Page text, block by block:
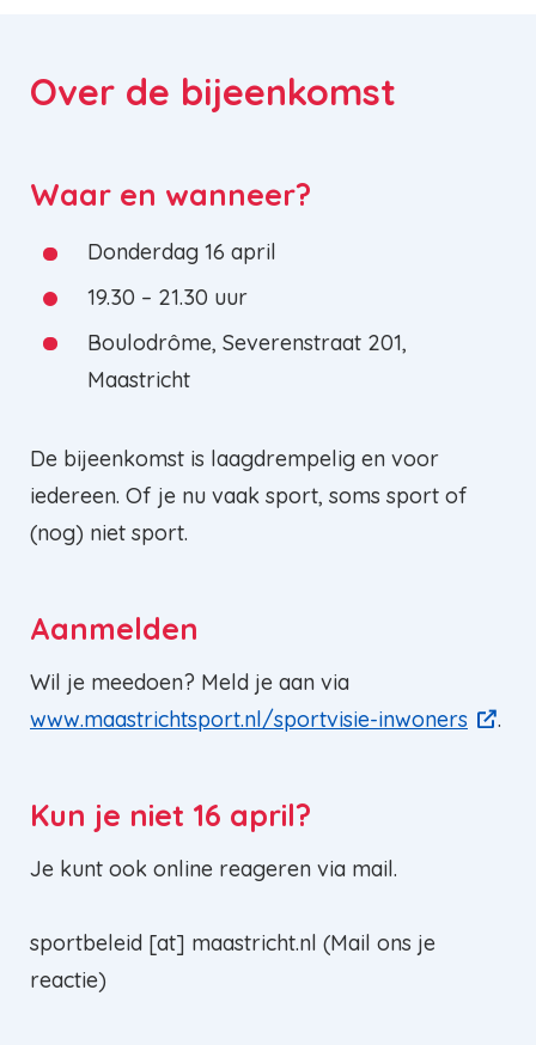
Over de bijeenkomst
Waar en wanneer?
Donderdag 16 april
19.30 – 21.30 uur
Boulodrôme, Severenstraat 201,
Maastricht
De bijeenkomst is laagdrempelig en voor
iedereen. Of je nu vaak sport, soms sport of
(nog) niet sport.
Aanmelden
Wil je meedoen? Meld je aan via
www.maastrichtsport.nl/sportvisie-inwoners
.
Kun je niet 16 april?
Je kunt ook online reageren via mail.
sportbeleid [at] maastricht.nl (Mail ons je
reactie)